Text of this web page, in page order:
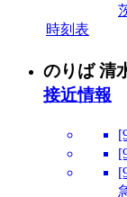
時刻表
のりば 清
接近情報